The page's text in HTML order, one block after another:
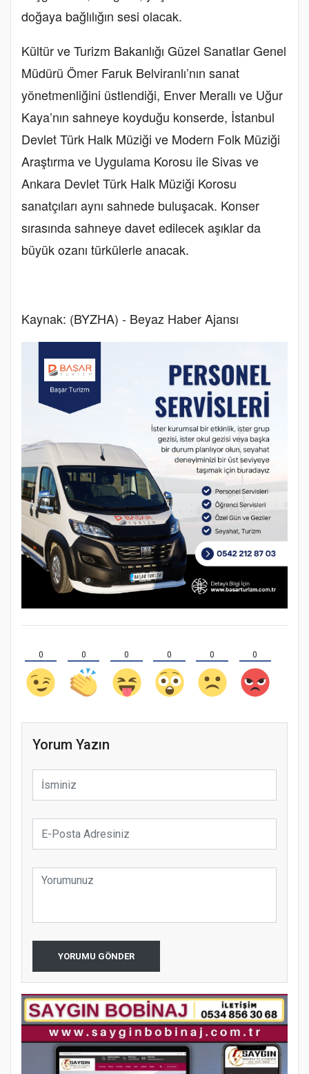
doğaya bağlılığın sesi olacak.
Kültür ve Turizm Bakanlığı Güzel Sanatlar Genel
Müdürü Ömer Faruk Belviranlı’nın sanat
yönetmenliğini üstlendiği, Enver Merallı ve Uğur
Kaya’nın sahneye koyduğu konserde, İstanbul
Devlet Türk Halk Müziği ve Modern Folk Müziği
Araştırma ve Uygulama Korosu ile Sivas ve
Ankara Devlet Türk Halk Müziği Korosu
sanatçıları aynı sahnede buluşacak. Konser
sırasında sahneye davet edilecek aşıklar da
büyük ozanı türkülerle anacak.
Kaynak: (BYZHA) - Beyaz Haber Ajansı
0 0 0 0 0 0
Yorum Yazın
YORUMU GÖNDER